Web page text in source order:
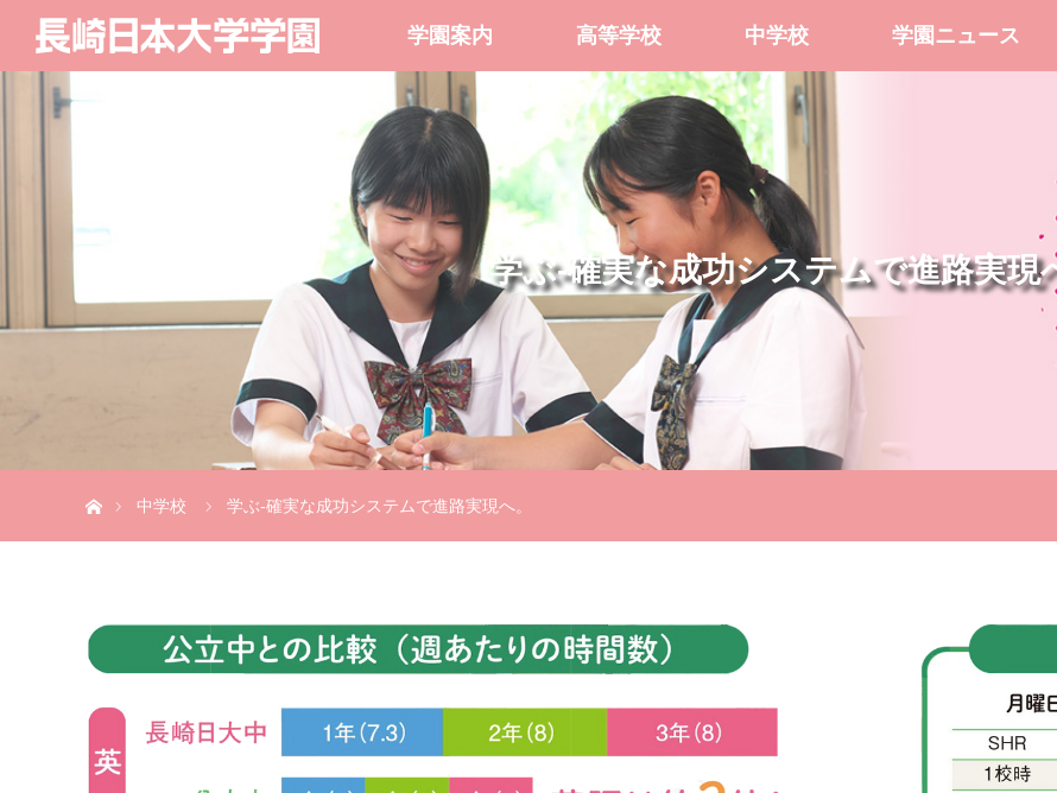
学園案内 高等学校 中学校 学園ニュース
学ぶ-確実な成功システムで進路実現
中学校
学ぶ-確実な成功システムで進路実現へ。